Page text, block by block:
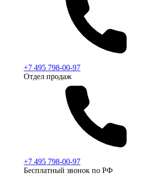
+7 495 798-00-97
Отдел продаж
+7 495 798-00-97
Бесплатный звонок по РФ